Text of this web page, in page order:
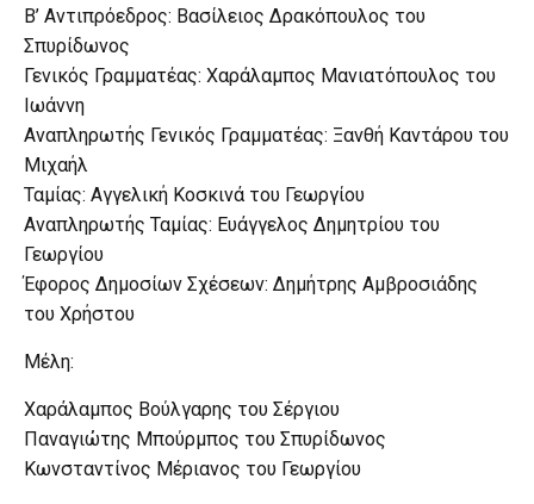
Β’ Αντιπρόεδρος: Βασίλειος Δρακόπουλος του
Σπυρίδωνος
Γενικός Γραμματέας: Χαράλαμπος Μανιατόπουλος του
Ιωάννη
Αναπληρωτής Γενικός Γραμματέας: Ξανθή Καντάρου του
Μιχαήλ
Ταμίας: Αγγελική Κοσκινά του Γεωργίου
Αναπληρωτής Ταμίας: Ευάγγελος Δημητρίου του
Γεωργίου
Έφορος Δημοσίων Σχέσεων: Δημήτρης Αμβροσιάδης
του Χρήστου
Μέλη:
Χαράλαμπος Βούλγαρης του Σέργιου
Παναγιώτης Μπούρμπος του Σπυρίδωνος
Κωνσταντίνος Μέριανος του Γεωργίου